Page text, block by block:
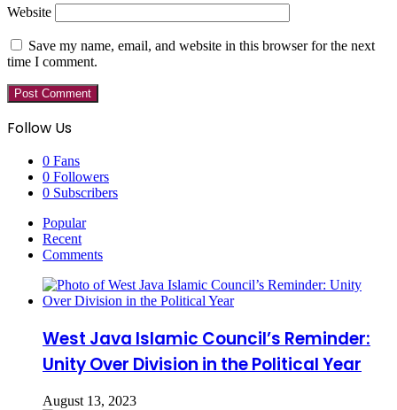
Website
Save my name, email, and website in this browser for the next
time I comment.
Follow Us
0 Fans
0 Followers
0 Subscribers
Popular
Recent
Comments
West Java Islamic Council’s Reminder:
Unity Over Division in the Political Year
August 13, 2023